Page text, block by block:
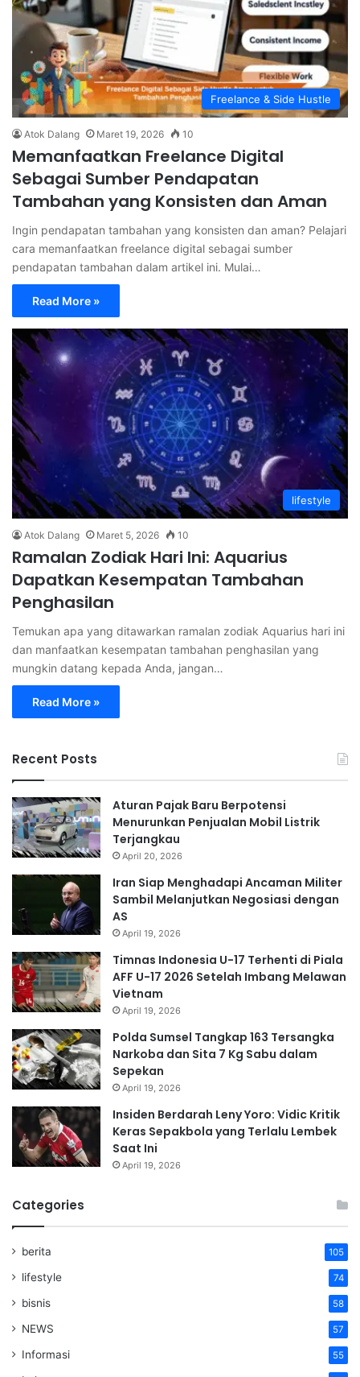
Freelance & Side Hustle
Atok Dalang Maret 19, 2026 10
Memanfaatkan Freelance Digital
Sebagai Sumber Pendapatan
Tambahan yang Konsisten dan Aman
Ingin pendapatan tambahan yang konsisten dan aman? Pelajari
cara memanfaatkan freelance digital sebagai sumber
pendapatan tambahan dalam artikel ini. Mulai…
Read More »
lifestyle
Atok Dalang Maret 5, 2026 10
Ramalan Zodiak Hari Ini: Aquarius
Dapatkan Kesempatan Tambahan
Penghasilan
Temukan apa yang ditawarkan ramalan zodiak Aquarius hari ini
dan manfaatkan kesempatan tambahan penghasilan yang
mungkin datang kepada Anda, jangan…
Read More »
Recent Posts
Aturan Pajak Baru Berpotensi
Menurunkan Penjualan Mobil Listrik
Terjangkau
April 20, 2026
Iran Siap Menghadapi Ancaman Militer
Sambil Melanjutkan Negosiasi dengan
AS
April 19, 2026
Timnas Indonesia U-17 Terhenti di Piala
AFF U-17 2026 Setelah Imbang Melawan
Vietnam
April 19, 2026
Polda Sumsel Tangkap 163 Tersangka
Narkoba dan Sita 7 Kg Sabu dalam
Sepekan
April 19, 2026
Insiden Berdarah Leny Yoro: Vidic Kritik
Keras Sepakbola yang Terlalu Lembek
Saat Ini
April 19, 2026
Categories
berita 105
lifestyle 74
bisnis 58
NEWS 57
Informasi 55